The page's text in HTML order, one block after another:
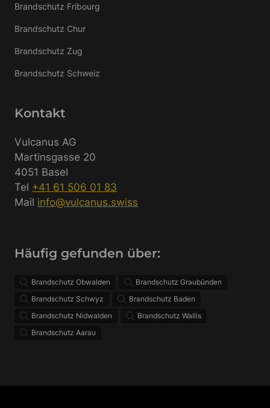
Brandschutz Fribourg
Brandschutz Chur
Brandschutz Zug
Brandschutz Schweiz
Kontakt
Vulcanus AG
Martinsgasse 20
4051 Basel
Tel +41 61 506 01 83
Mail info@vulcanus.swiss
Häufig gefunden über:
Brandschutz Obwalden
Brandschutz Graubünden
Brandschutz Schwyz
Brandschutz Baden
Brandschutz Nidwalden
Brandschutz Wallis
Brandschutz Aarau